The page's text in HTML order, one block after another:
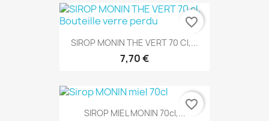
SIROP MONIN THE VERT 70 Cl,...
7,70 €
favorite_border
SIROP MIEL MONIN 70cl,...
favorite_border